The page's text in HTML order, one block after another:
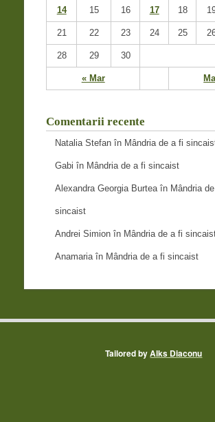
« Mar
14 15 16 17 18
21 22 23 24 25
28 29 30
Comentarii recente
Natalia Stefan în Mândria de a fi
Gabi în Mândria de a fi sincaist
Alexandra Georgia Burteaîn Mândria
sincaist
Andrei Simion în Mândria de a fi
Anamariaîn Mândria de a fi sincaist
Tailored byAlks Diaconu